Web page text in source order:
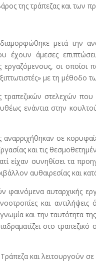
της τράπεζας και των
μετά την
έχουν άμεσες
οι οποίοι
με τη μέθοδο
στελεχών που
ενάντια στην
σε
και τις
είχαν συνηθίσει τα
αυθαιρεσίας και
αυταρχικής
και
και την ταυτότητα
στο
και λειτουργούν